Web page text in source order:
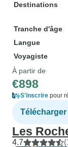
Destinations
Tranche d'âge
Langue
Voyagiste
À partir de
€898
S'inscrire pour
Les
4.7